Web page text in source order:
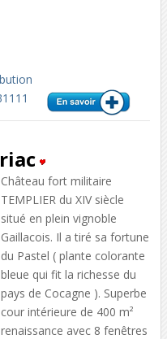
Château fort militaire
TEMPLIER du XIV siècle
situé en plein vignoble
Gaillacois. Il a tiré sa fortune
du Pastel ( plante colorante
bleue qui fit la richesse du
pays de Cocagne ). Superbe
cour intérieure de 400 m²
renaissance avec 8 fenêtres